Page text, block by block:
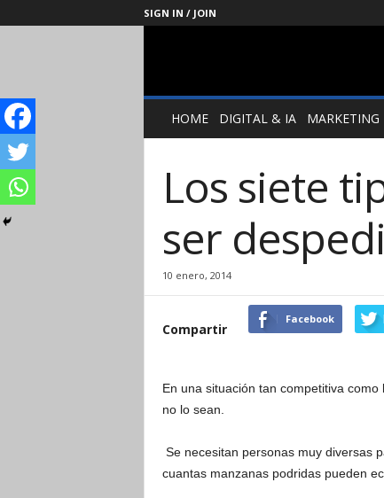
SIGN IN / JOIN
Management
SocietyHOME DIGITAL & IA MARKETING
Los siete
ser
10 enero, 2014
Compartir
Facebook
En una situación tan competitiva
no lo sean.
Se necesitan personas muy diversas
cuantas manzanas podridas pueden